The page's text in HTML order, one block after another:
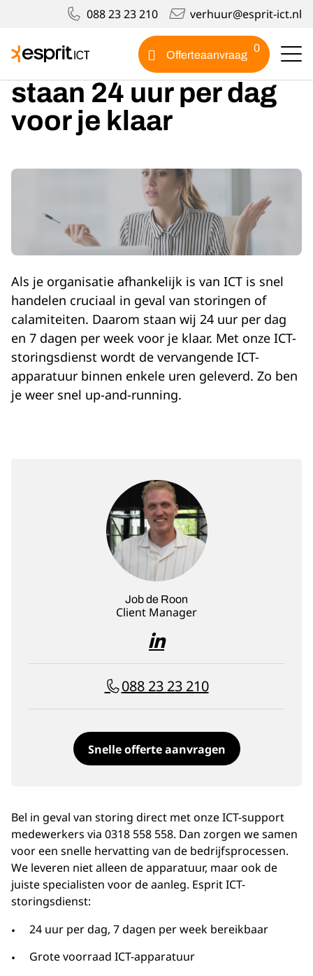
088 23 23 210 verhuur@esprit-ict.nl
Offerteaanvraag
0
ICT storing
ICT storing? Wij
staan 24 uur per dag
voor je klaar
Als je organisatie afhankelijk is van ICT is snel
handelen cruciaal in geval van storingen of
calamiteiten. Daarom staan wij 24 uur per dag
en 7 dagen per week voor je klaar. Met onze ICT-
storingsdienst wordt de vervangende ICT-
apparatuur binnen enkele uren geleverd. Zo ben
je weer snel up-and-running.
Job de Roon
Client Manager
088 23 23 210
Snelle offerte aanvragen
Bel in geval van storing direct met onze ICT-support
medewerkers via 0318 558 558. Dan zorgen we samen
voor een snelle hervatting van de bedrijfsprocessen.
We leveren niet alleen de apparatuur, maar ook de
juiste specialisten voor de aanleg. Esprit ICT-
storingsdienst:
24 uur per dag, 7 dagen per week bereikbaar
Grote voorraad ICT-apparatuur